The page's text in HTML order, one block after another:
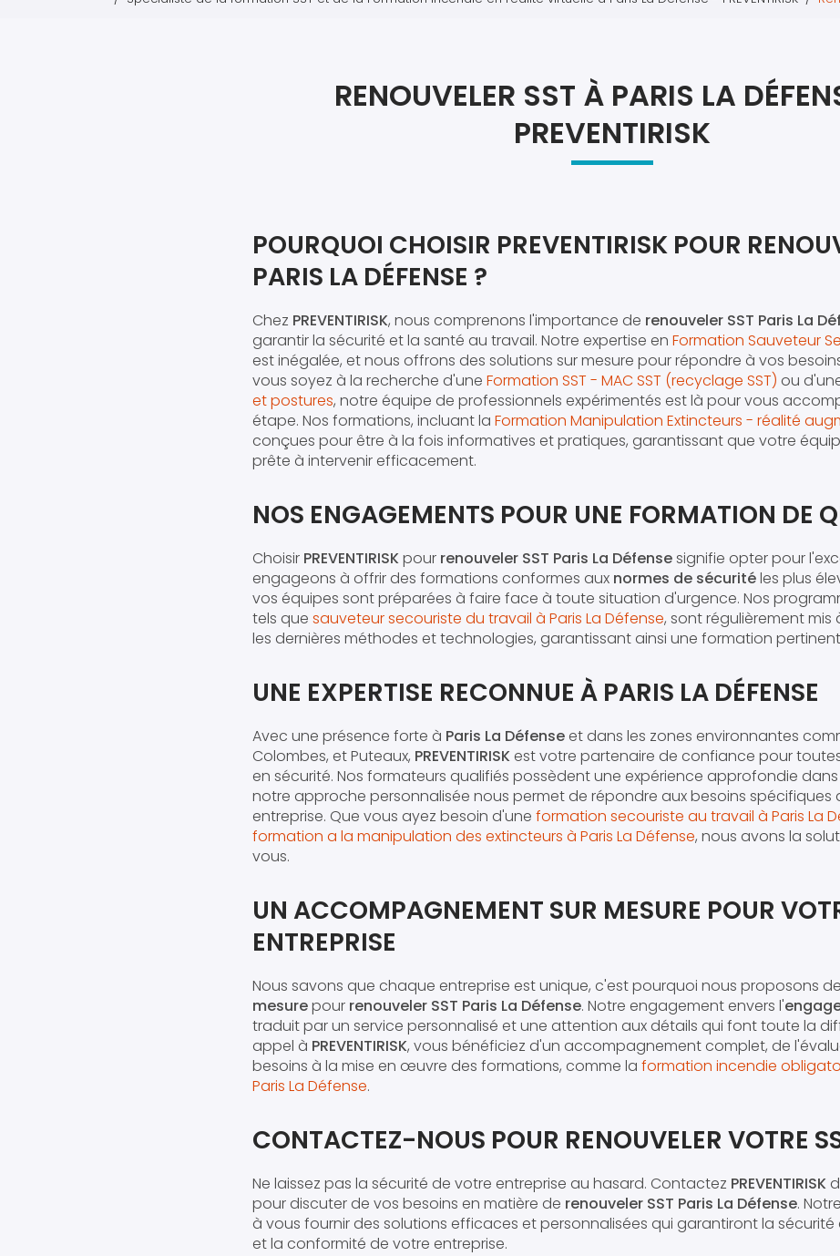
RENOUVELER SST À PARIS LA
PREVENTIRISK
POURQUOI CHOISIR PREVENTIRISK POUR
PARIS LA DÉFENSE ?
Chez PREVENTIRISK, nous comprenons l'importance de renouveler SST Paris La
garantir la sécurité et la santé au travail. Notre expertise en Formation Sauveteur
est inégalée, et nous offrons des solutions sur mesure pour répondre à vos
vous soyez à la recherche d'une Formation SST - MAC SST (recyclage SST) ou
et postures, notre équipe de professionnels expérimentés est là pour vous
étape. Nos formations, incluant la Formation Manipulation Extincteurs - réalité
conçues pour être à la fois informatives et pratiques, garantissant que votre
prête à intervenir efficacement.
NOS ENGAGEMENTS POUR UNE FORMATION DE
Choisir PREVENTIRISKpour renouveler SST Paris La Défensesignifie opter pour
engageons à offrir des formations conformes aux normes de sécuritéles plus
vos équipes sont préparées à faire face à toute situation d'urgence. Nos
tels que sauveteur secouriste du travail à Paris La Défense, sont régulièrement mis
les dernières méthodes et technologies, garantissant ainsi une formation
UNE EXPERTISE RECONNUE À PARIS LA DÉFENSE
Avec une présence forte à Paris La Défenseet dans les zones environnantes
Colombes, et Puteaux, PREVENTIRISKest votre partenaire de confiance pour
en sécurité. Nos formateurs qualifiés possèdent une expérience approfondie
notre approche personnalisée nous permet de répondre aux besoins spécifiques
entreprise. Que vous ayez besoin d'une formation secouriste au travail à Paris La
formation a la manipulation des extincteurs à Paris La Défense, nous avons la
vous.
UN ACCOMPAGNEMENT SUR MESURE POUR
ENTREPRISE
Nous savons que chaque entreprise est unique, c'est pourquoi nous proposons
mesurepour renouveler SST Paris La Défense. Notre engagement envers l'
traduit par un service personnalisé et une attention aux détails qui font toute la
appel à PREVENTIRISK, vous bénéficiez d'un accompagnement complet, de
besoins à la mise en œuvre des formations, comme la formation incendie
Paris La Défense.
CONTACTEZ-NOUS POUR RENOUVELER VOTRE
Ne laissez pas la sécurité de votre entreprise au hasard. Contactez PREVENTIRISK
pour discuter de vos besoins en matière de renouveler SST Paris La Défense.
à vous fournir des solutions efficaces et personnalisées qui garantiront la
et la conformité de votre entreprise.